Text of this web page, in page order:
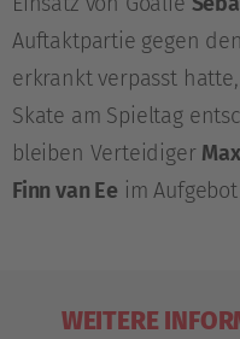
Auftaktpartie gegen
erkrankt verpasst
Skate am Spieltag
bleiben Verteidiger
Finn van Ee im
WEITERE